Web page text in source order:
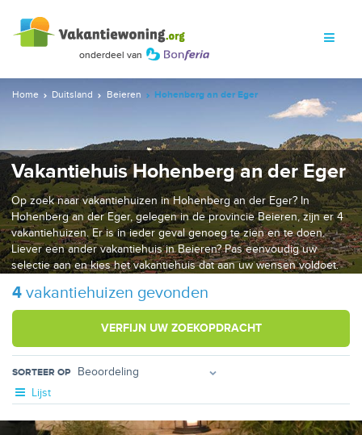
Home Duitsland Beieren Hohenberg an der Eger
Vakantiehuis Hohenberg an der Eger
Op zoek naar vakantiehuizen in Hohenberg an der Eger? In
Hohenberg an der Eger, gelegen in de provincie Beieren, zijn er 4
vakantiehuizen. Er is in ieder geval genoeg te zien en te doen.
Liever een ander vakantiehuis in Beieren? Pas eenvoudig uw
selectie aan en kies het vakantiehuis dat aan uw wensen voldoet.
4 vakantiehuizen gevonden
VERFIJN UW ZOEKOPDRACHT
SORTEER OP
Lijst